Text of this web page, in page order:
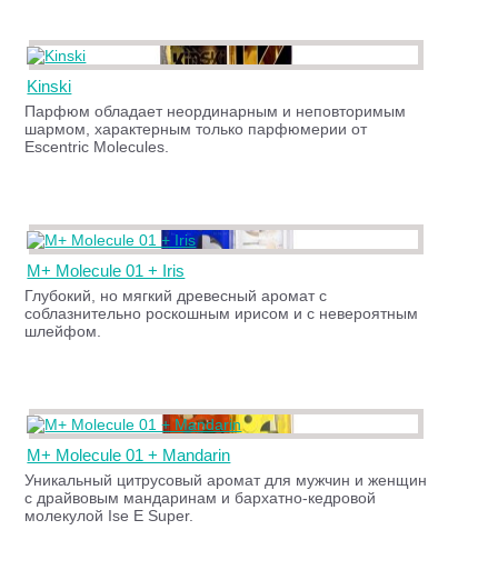
Kinski
Парфюм обладает неординарным и неповторимым
шармом, характерным только парфюмерии от
Escentric Molecules.
M+ Molecule 01 + Iris
Глубокий, но мягкий древесный аромат с
соблазнительно роскошным ирисом и с невероятным
шлейфом.
M+ Molecule 01 + Mandarin
Уникальный цитрусовый аромат для мужчин и женщин
с драйвовым мандаринам и бархатно-кедровой
молекулой Ise E Super.